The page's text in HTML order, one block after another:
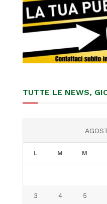
TUTTE LE NEWS,
L M M
3 4 5